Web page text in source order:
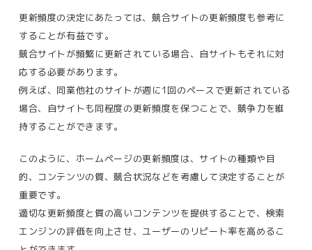
更新頻度の決定にあたっては、競合サイトの更新頻度も参考に
することが有益です。
競合サイトが頻繁に更新されている場合、自サイトもそれに対
応する必要があります。
例えば、同業他社のサイトが週に1回のペースで更新されている
場合、自サイトも同程度の更新頻度を保つことで、競争力を維
持することができます。
このように、ホームページの更新頻度は、サイトの種類や目
的、コンテンツの質、競合状況などを考慮して決定することが
重要です。
適切な更新頻度と質の高いコンテンツを提供することで、検索
エンジンの評価を向上させ、ユーザーのリピート率を高めるこ